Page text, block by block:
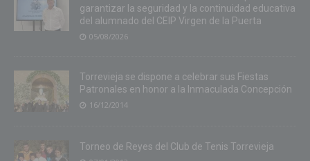
garantizar la seguridad y la continuidad educativa
del alumnado del CEIP Virgen de la Puerta
05/08/2026
Torrevieja se dispone a celebrar sus Fiestas
Patronales en honor a la Inmaculada Concepción
16/12/2014
Torneo de Reyes del Club de Tenis Torrevieja